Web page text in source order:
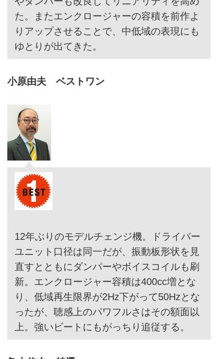
た。またエンクロージャーの容積を前作よ
りアップさせることで、中低域の表現にも
ゆとりが出てきた。
小原由夫 ベストワン
12年ぶりのモデルチェンジ機。ドライバー
ユニット口径は同一だが、振動板形状を見
直すとともにダンパーやボイスコイルも刷
新。エンクロージャー容積は400cc増とな
り、低域再生限界が2Hz下がって50Hzとな
ったが、聴感上のパワフルさはその額面以
上。強いビートにもがっちり追従する。